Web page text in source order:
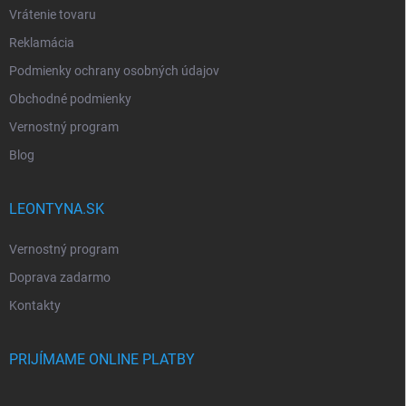
Vrátenie tovaru
Reklamácia
Podmienky ochrany osobných údajov
Obchodné podmienky
Vernostný program
Blog
LEONTYNA.SK
Vernostný program
Doprava zadarmo
Kontakty
PRIJÍMAME ONLINE PLATBY